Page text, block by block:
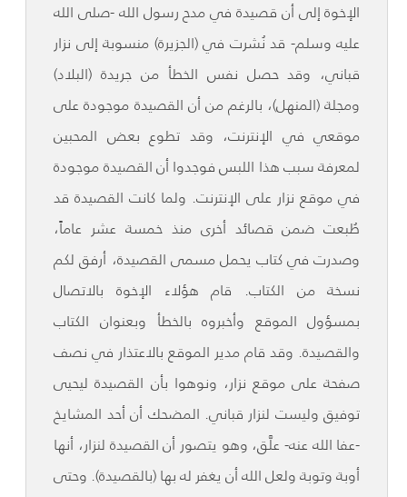
الإخوة إلى أن قصيدة في مدح رسول الله -صلى الله
عليه وسلم- قد نُشرت في (الجزيرة) منسوبة إلى نزار
قباني، وقد حصل نفس الخطأ من جريدة (البلاد)
ومجلة (المنهل)، بالرغم من أن القصيدة موجودة على
موقعي في الإنترنت، وقد تطوع بعض المحبين
لمعرفة سبب هذا اللبس فوجدوا أن القصيدة موجودة
في موقع نزار على الإنترنت. ولما كانت القصيدة قد
طُبعت ضمن قصائد أخرى منذ خمسة عشر عاماً،
وصدرت في كتاب يحمل مسمى القصيدة، أرفق لكم
نسخة من الكتاب. قام هؤلاء الإخوة بالاتصال
بمسؤول الموقع وأخبروه بالخطأ وبعنوان الكتاب
والقصيدة. وقد قام مدير الموقع بالاعتذار في نصف
صفحة على موقع نزار، ونوهوا بأن القصيدة ليحيى
توفيق وليست لنزار قباني. المضحك أن أحد المشايخ
-عفا الله عنه- علَّق، وهو يتصور أن القصيدة لنزار، أنها
أوبة وتوبة ولعل الله أن يغفر له بها (بالقصيدة). وحتى